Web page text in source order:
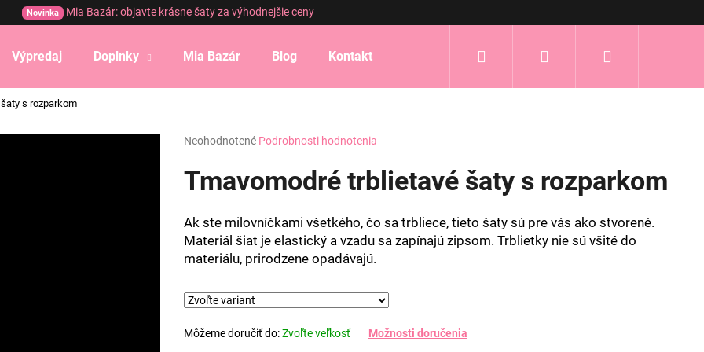
Novinka Mia Bazár: objavte krásne šaty za výhodnejšie ceny
Výpredaj Doplnky Mia Bazár Blog Kontakt Prihlásenie
s rozparkom
Priemerné
produktu
5
hviezdičiek.
Neohodnotené Podrobnosti hodnotenia
Tmavomodré trblietavé šaty s rozparkom
Ak ste milovníčkami všetkého, čo sa trbliece, tieto šaty sú pre vás ako stvorené.
Materiál šiat je elastický a vzadu sa zapínajú zipsom. Trblietky nie sú všité do
materiálu, prirodzene opadávajú.
Môžeme doručiť do:Zvoľte veľkosť Možnosti doručenia
Čo potrebujete nájsť?
HĽADAŤ